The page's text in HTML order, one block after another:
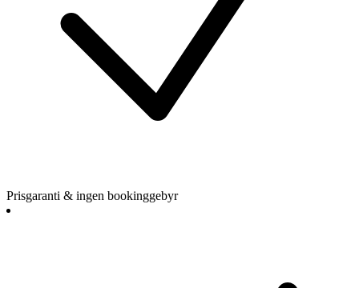
Prisgaranti & ingen bookinggebyr